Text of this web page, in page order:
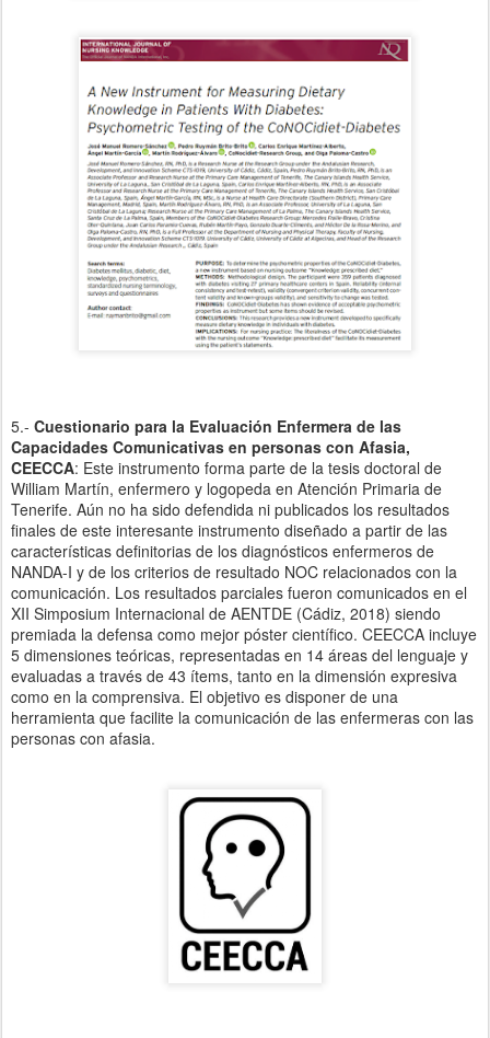
5.- Cuestionario para la Evaluación Enfermera de las
Capacidades Comunicativas en personas con Afasia,
CEECCA: Este instrumento forma parte de la tesis doctoral de
William Martín, enfermero y logopeda en Atención Primaria de
Tenerife. Aún no ha sido defendida ni publicados los resultados
finales de este interesante instrumento diseñado a partir de las
características definitorias de los diagnósticos enfermeros de
NANDA-I y de los criterios de resultado NOC relacionados con la
comunicación. Los resultados parciales fueron comunicados en el
XII Simposium Internacional de AENTDE (Cádiz, 2018) siendo
premiada la defensa como mejor póster científico. CEECCA incluye
5 dimensiones teóricas, representadas en 14 áreas del lenguaje y
evaluadas a través de 43 ítems, tanto en la dimensión expresiva
como en la comprensiva. El objetivo es disponer de una
herramienta que facilite la comunicación de las enfermeras con las
personas con afasia.